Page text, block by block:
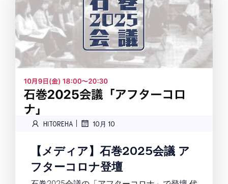
HITOREHA | 10月 10
【メディア】石巻2025会議 ア
フターコロナ登壇